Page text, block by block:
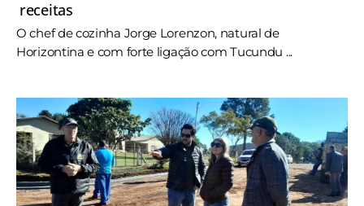
receitas
O chef de cozinha Jorge Lorenzon, natural de
Horizontina e com forte ligação com Tucundu ...